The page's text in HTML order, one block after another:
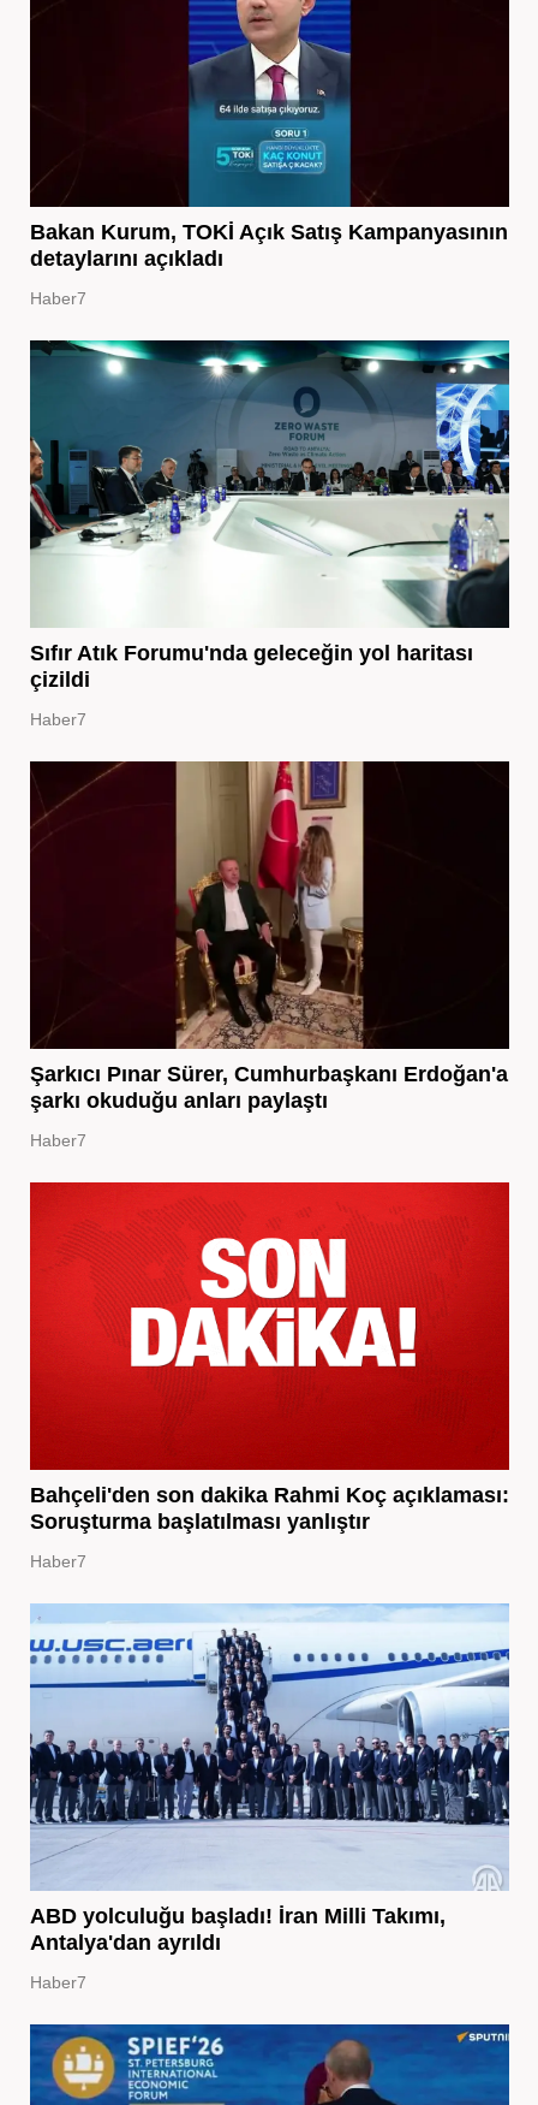
Bakan Kurum, TOKİ Açık Satış Kampanyasının
detaylarını açıkladı
Haber7
Sıfır Atık Forumu'nda geleceğin yol haritası
çizildi
Haber7
Şarkıcı Pınar Sürer, Cumhurbaşkanı Erdoğan'a
şarkı okuduğu anları paylaştı
Haber7
Bahçeli'den son dakika Rahmi Koç açıklaması:
Soruşturma başlatılması yanlıştır
Haber7
ABD yolculuğu başladı! İran Milli Takımı,
Antalya'dan ayrıldı
Haber7